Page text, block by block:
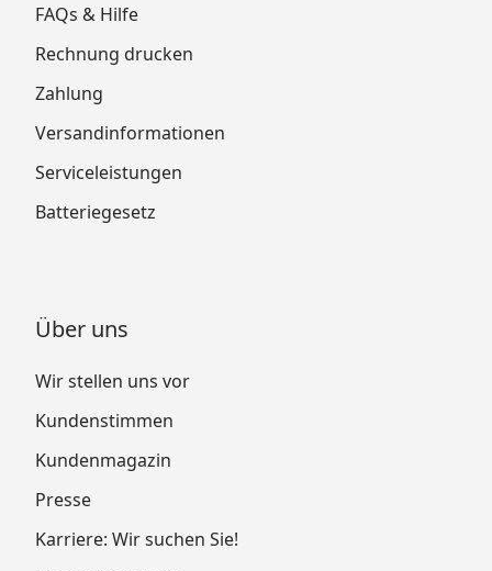
FAQs & Hilfe
Rechnung drucken
Zahlung
Versandinformationen
Serviceleistungen
Batteriegesetz
Über uns
Wir stellen uns vor
Kundenstimmen
Kundenmagazin
Presse
Karriere: Wir suchen Sie!